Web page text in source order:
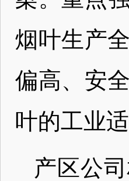
烟叶生产
偏高、安
叶的工业
产区公